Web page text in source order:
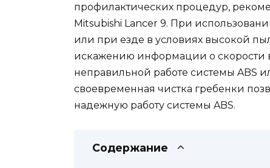
профилактических процедур,
Mitsubishi Lancer 9. При
или при езде в условиях высокой
искажению информации о скорости
неправильной работе системы ABS
своевременная чистка гребенки
надежную работу системы ABS.
Содержание